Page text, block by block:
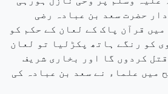
حضرت سعد بن عبادہ رضی
قرآن پاک کے لعان کے حکم کو
کو رنگے ہاتھ پکڑلیا تو لعان
کردوں گا اور بخاری شریف
میں علماء نے سعد بن عبادہ کی